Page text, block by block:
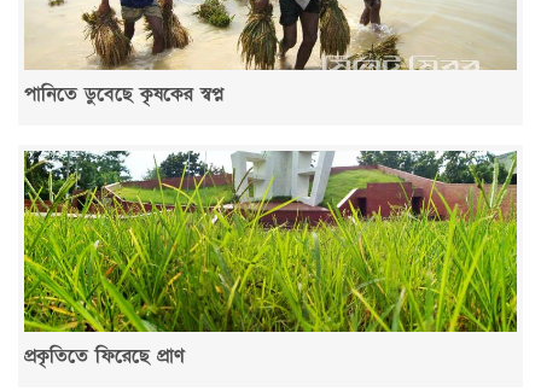
পানিতে ডুবেছে কৃষকের স্বপ্ন
প্রকৃতিতে ফিরেছে প্রাণ